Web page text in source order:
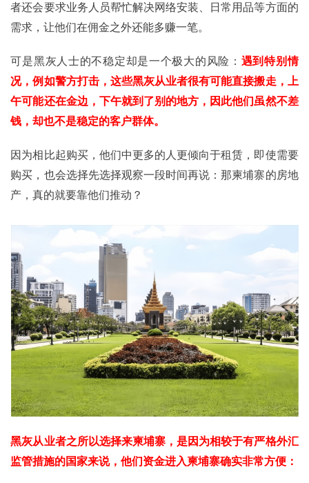
者还会要求业务人员帮忙解决网络安装、日常用品等方面的
需求，让他们在佣金之外还能多赚一笔。
可是黑灰人士的不稳定却是一个极大的风险： 遇到特别情
况，例如警方打击，这些黑灰从业者很有可能直接搬走，上
午可能还在金边，下午就到了别的地方，因此他们虽然不差
钱，却也不是稳定的客户群体。
因为相比起购买，他们中更多的人更倾向于租赁，即使需要
购买，也会选择先选择观察一段时间再说：那柬埔寨的房地
产，真的就要靠他们推动？
黑灰从业者之所以选择来柬埔寨，是因为相较于有严格外汇
监管措施的国家来说，他们资金进入柬埔寨确实非常方便：